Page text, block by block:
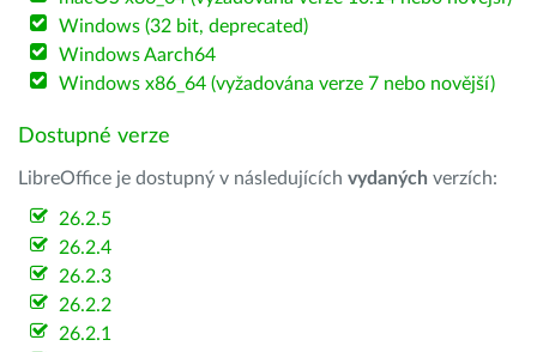
Windows (32 bit, deprecated)
Windows Aarch64
Windows x86_64 (vyžadována verze 7 nebo novější)
Dostupné verze
LibreOffice je dostupný v následujících vydaných verzích:
26.2.5
26.2.4
26.2.3
26.2.2
26.2.1